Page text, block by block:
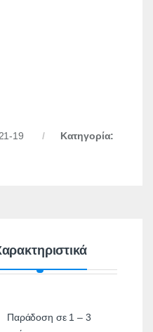
19
Κατηγορία:
Παράδοση σε 1 – 3